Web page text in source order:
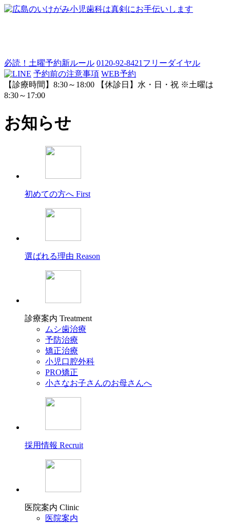
必読！土曜予約新ルール 0120-92-8421 フリーダイヤル
予約前の注意事項 WEB予約
【診療時間】8:30～18:00 【休診日】水・日・祝 ※土曜は
8:30～17:00
お知らせ
初めての方へ First
選ばれる理由 Reason
診療案内 Treatment
ムシ歯治療
予防治療
矯正治療
小児口腔外科
PRO矯正
小さなお子さんのお母さんへ
採用情報 Recruit
医院案内 Clinic
医院案内